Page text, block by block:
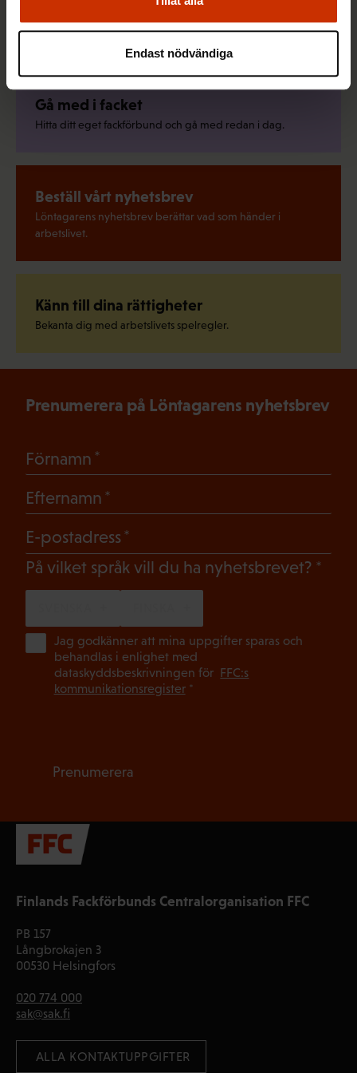
Endast nödvändiga
Gå med i facket
Hitta ditt eget fackförbund och gå med redan i dag.
Beställ vårt nyhetsbrev
Löntagarens nyhetsbrev berättar vad som händer i
arbetslivet.
Känn till dina rättigheter
Bekanta dig med arbetslivets spelregler.
Finlands Fackförbunds Centralorganisation FFC
PB 157
Långbrokajen 3
00530 Helsingfors
020 774 000
sak@sak.fi
ALLA KONTAKTUPPGIFTER
Prenumerera på Löntagarens nyhetsbrev
Förnamn
Efternamn
E-postadress
På vilket språk vill du ha nyhetsbrevet?
Jag godkänner att mina uppgifter sparas och
behandlas i enlighet med
dataskyddsbeskrivningen för FFC:s
kommunikationsregister*
Prenumerera